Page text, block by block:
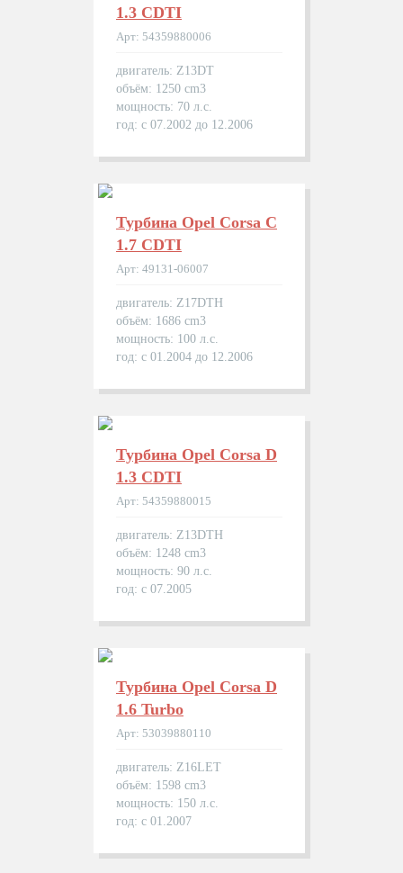
1.3 CDTI
Арт: 54359880006
двигатель: Z13DT
объём: 1250 cm3
мощность: 70 л.с.
год: с 07.2002 до 12.2006
Турбина Opel Corsa C
1.7 CDTI
Арт: 49131-06007
двигатель: Z17DTH
объём: 1686 cm3
мощность: 100 л.с.
год: с 01.2004 до 12.2006
Турбина Opel Corsa D
1.3 CDTI
Арт: 54359880015
двигатель: Z13DTH
объём: 1248 cm3
мощность: 90 л.с.
год: с 07.2005
Турбина Opel Corsa D
1.6 Turbo
Арт: 53039880110
двигатель: Z16LET
объём: 1598 cm3
мощность: 150 л.с.
год: с 01.2007